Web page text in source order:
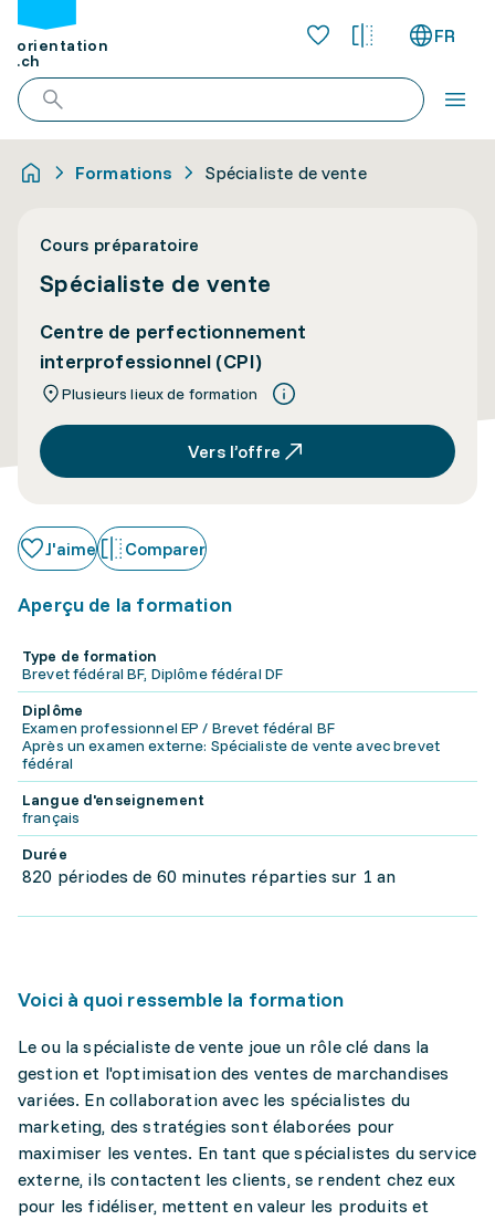
orientation
.ch
FR
Formations Spécialiste de vente
Cours préparatoire
Spécialiste de vente
Centre de perfectionnement
interprofessionnel (CPI)
Plusieurs lieux de formation
Vers l’offre
J'aime Comparer
Aperçu de la formation
Type de formation
Brevet fédéral BF, Diplôme fédéral DF
Diplôme
Examen professionnel EP / Brevet fédéral BF
Après un examen externe: Spécialiste de vente avec brevet
fédéral
Langue d'enseignement
français
Durée
820 périodes de 60 minutes réparties sur 1 an
Voici à quoi ressemble la formation
Le ou la spécialiste de vente joue un rôle clé dans la
gestion et l'optimisation des ventes de marchandises
variées. En collaboration avec les spécialistes du
marketing, des stratégies sont élaborées pour
maximiser les ventes. En tant que spécialistes du service
externe, ils contactent les clients, se rendent chez eux
pour les fidéliser, mettent en valeur les produits et